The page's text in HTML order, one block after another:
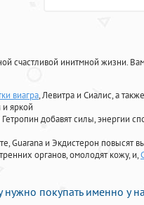
счастливой инитмной жизни.
виагра, Левитра и Сиалис, а
яркой
добавят силы, энергии
Guarana и Экдистерон повысят
органов, омолодят кожу, и,
покупать именно у